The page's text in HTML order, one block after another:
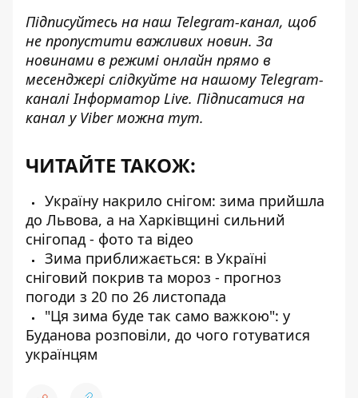
Підписуйтесь на наш Telegram-канал, щоб
не пропустити важливих новин. За
новинами в режимі онлайн прямо в
месенджері слідкуйте на нашому Telegram-
каналіІнформатор Live. Підписатися на
канал у Viber можна тут.
ЧИТАЙТЕ ТАКОЖ:
Україну накрило снігом: зима прийшла
до Львова, а на Харківщині сильний
снігопад - фото та відео
Зима приближається: в Україні
сніговий покрив та мороз - прогноз
погоди з 20 по 26 листопада
"Ця зима буде так само важкою": у
Буданова розповіли, до чого готуватися
українцям